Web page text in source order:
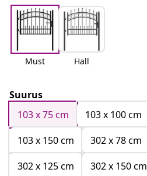
Must Hall
Suurus
103 x 75 cm
103 x 100 cm
103 x 150 cm
302 x 78 cm
302 x 125 cm
302 x 150 cm